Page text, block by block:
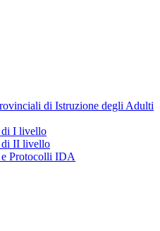
di Istruzione degli Adulti
di I livello
di II livello
Protocolli IDA